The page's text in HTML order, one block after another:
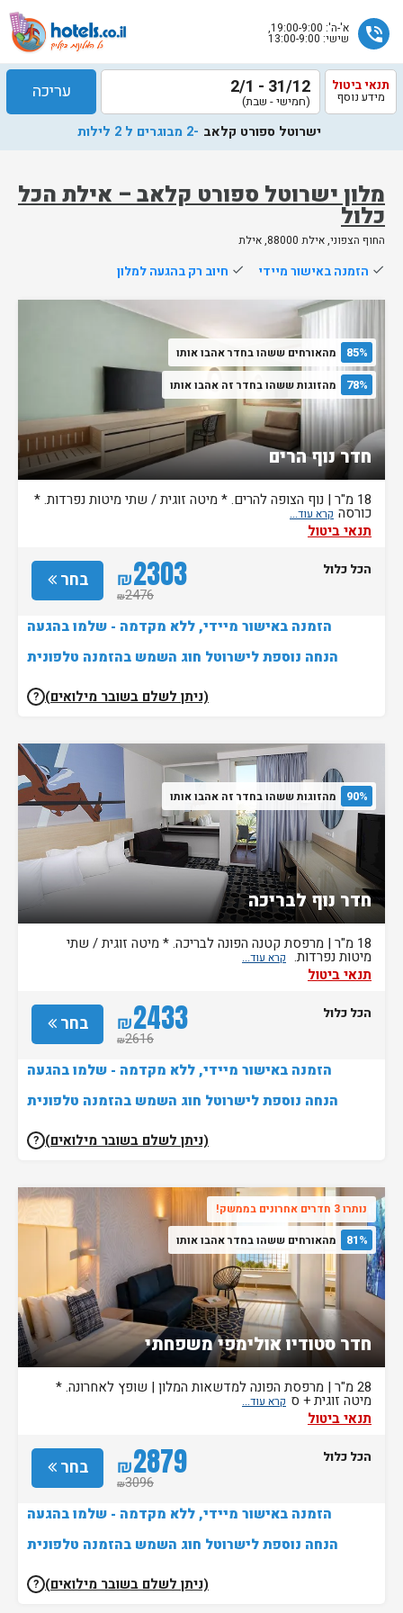
phone_in_talk א'-ה': 19:00-9:00,
שישי: 13:00-9:00
מלון ישרוטל ספורט קלאב – אילת הכל
כלול
החוף הצפוני, אילת 88000, אילת
תנאי ביטול
מידע נוסף 31/12 - 2/1
(חמישי - שבת) עריכה
ישרוטל ספורט קלאב -2 מבוגרים ל 2 לילות
done הזמנה באישור מיידי done חיוב רק בהגעה למלון
85% מהאורחים ששהו בחדר אהבו אותו
78% מהזוגות ששהו בחדר זה אהבו אותו
חדר נוף הרים
18 מ"ר | נוף הצופה להרים. * מיטה זוגית / שתי מיטות נפרדות. *
כורסה
תנאי ביטול
בחר ₪2303
₪2476
הכל כלול
הזמנה באישור מיידי, ללא מקדמה - שלמו בהגעה
הנחה נוספת לישרוטל חוג השמש בהזמנה טלפונית
(ניתן לשלם בשובר מילואים) ?
90% מהזוגות ששהו בחדר זה אהבו אותו
חדר נוף לבריכה
18 מ"ר | מרפסת קטנה הפונה לבריכה. * מיטה זוגית / שתי
מיטות נפרדות.
תנאי ביטול
בחר ₪2433
₪2616
הכל כלול
הזמנה באישור מיידי, ללא מקדמה - שלמו בהגעה
הנחה נוספת לישרוטל חוג השמש בהזמנה טלפונית
(ניתן לשלם בשובר מילואים) ?
81% מהאורחים ששהו בחדר אהבו אותו
נותרו 3 חדרים אחרונים בממשק!
חדר סטודיו אולימפי משפחתי
28 מ"ר | מרפסת הפונה למדשאות המלון | שופץ לאחרונה. *
מיטה זוגית + ס
תנאי ביטול
בחר ₪2879
₪3096
הכל כלול
הזמנה באישור מיידי, ללא מקדמה - שלמו בהגעה
הנחה נוספת לישרוטל חוג השמש בהזמנה טלפונית
(ניתן לשלם בשובר מילואים) ?
שלח
נציג
יחזור
בשעות
הפעילות